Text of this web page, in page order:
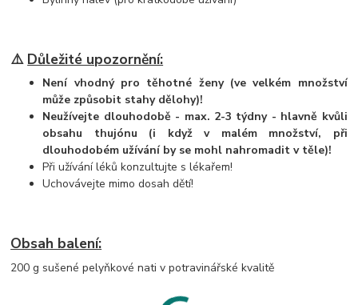
⚠️ Důležité upozornění:
Není vhodný pro těhotné ženy (ve velkém množství
může způsobit stahy dělohy)!
Neužívejte dlouhodobě - max. 2-3 týdny - hlavně kvůli
obsahu thujónu (i když v malém množství, při
dlouhodobém užívání by se mohl nahromadit v těle)!
Při užívání léků konzultujte s lékařem!
Uchovávejte mimo dosah dětí!
Obsah balení:
200 g sušené pelyňkové nati v potravinářské kvalitě